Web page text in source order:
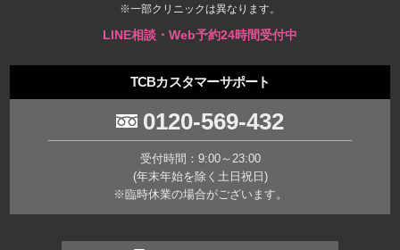
※一部クリニックは異なります。
LINE相談・Web予約24時間受付中
TCBカスタマーサポート
0120-569-432
受付時間：9:00～23:00
(年末年始を除く土日祝日)
※臨時休業の場合がございます。